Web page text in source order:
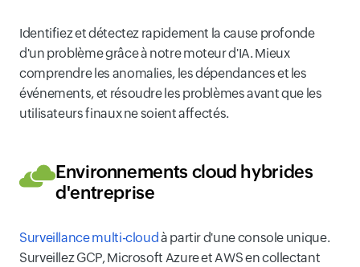
Identifiez et détectez rapidement la cause profonde
d'un problème grâce à notre moteur d'IA. Mieux
comprendre les anomalies, les dépendances et les
événements, et résoudre les problèmes avant que les
utilisateurs finaux ne soient affectés.
Environnements cloud hybrides
d'entreprise
Surveillance multi-cloudà partir d'une console unique.
Surveillez GCP, Microsoft Azure et AWS en collectant